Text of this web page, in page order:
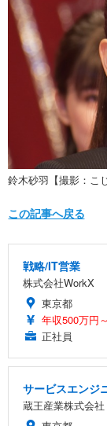
鈴木砂羽【撮影：こ
この記事へ戻る
戦略/IT営業
株式会社WorkX
東京都
年収500万円
正社員
サービスエンジ
蔵王産業株式会社